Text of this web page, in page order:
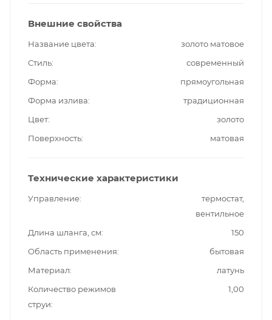
Внешние свойства
Название цвета
золото матовое
Стиль
современный
Форма
прямоугольная
Форма излива
традиционная
Цвет
золото
Поверхность
матовая
Технические характеристики
Управление
термостат,
вентильное
Длина шланга, см
150
Область применения
бытовая
Материал
латунь
Количество режимов
струи
1,00